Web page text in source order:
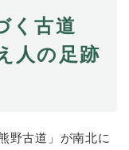
く古道
人の足跡
野古道」が南北に